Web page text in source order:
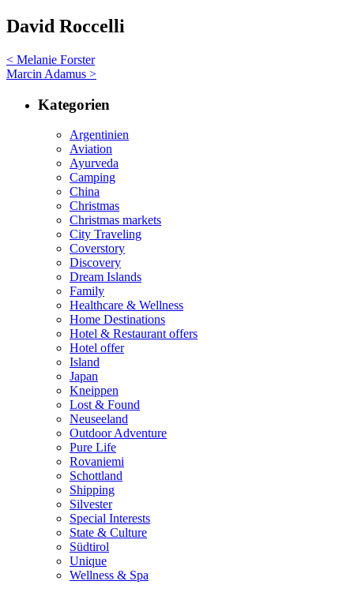
David Roccelli
< Melanie Forster
Marcin Adamus >
Kategorien
Argentinien
Aviation
Ayurveda
Camping
China
Christmas
Christmas markets
City Traveling
Coverstory
Discovery
Dream Islands
Family
Healthcare & Wellness
Home Destinations
Hotel & Restaurant offers
Hotel offer
Island
Japan
Kneippen
Lost & Found
Neuseeland
Outdoor Adventure
Pure Life
Rovaniemi
Schottland
Shipping
Silvester
Special Interests
State & Culture
Südtirol
Unique
Wellness & Spa